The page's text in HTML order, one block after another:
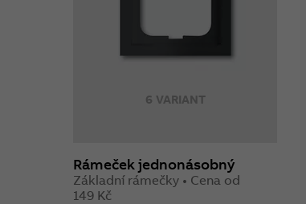
6 VARIANT
Rámeček jednonásobný
Základní rámečky • Cena od
149 Kč